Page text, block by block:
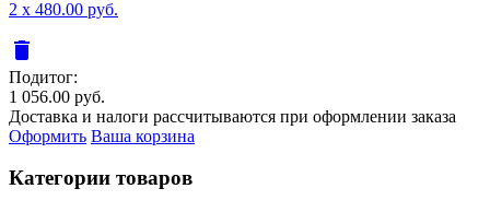
2 x 480.00 руб.
delete
Подитог:
1 056.00 руб.
Доставка и налоги рассчитываются при оформлении заказа
Оформить Ваша корзина
Категории товаров